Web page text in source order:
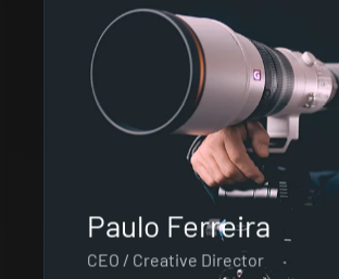
Paulo Ferreira
CEO / Creative Director